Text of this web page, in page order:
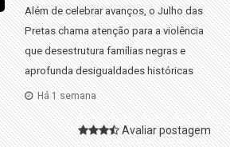
Além de celebrar avanços, o Julho das
Pretas chama atenção para a violência
que desestrutura famílias negras e
aprofunda desigualdades históricas
Há 1 semana
Avaliar postagem